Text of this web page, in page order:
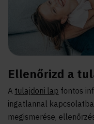
Ellenőrizd a
A tulajdoni lap fontos
ingatlannal
megismerése,